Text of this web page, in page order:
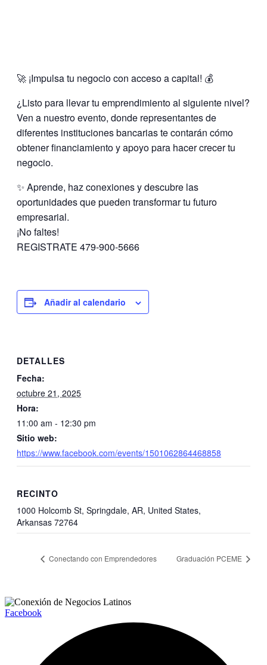
🚀 ¡Impulsa tu negocio con acceso a capital! 💰
¿Listo para llevar tu emprendimiento al siguiente nivel?
Ven a nuestro evento, donde representantes de
diferentes instituciones bancarias te contarán cómo
obtener financiamiento y apoyo para hacer crecer tu
negocio.
✨ Aprende, haz conexiones y descubre las
oportunidades que pueden transformar tu futuro
empresarial.
¡No faltes!
REGISTRATE 479-900-5666
Añadir al calendario
DETALLES
Fecha:
octubre 21, 2025
Hora:
11:00 am - 12:30 pm
Sitio web:
https://www.facebook.com/events/1501062864468858
RECINTO
1000 Holcomb St, Springdale, AR, United States,
Arkansas 72764
Conectando con Emprendedores Graduación PCEME
Facebook